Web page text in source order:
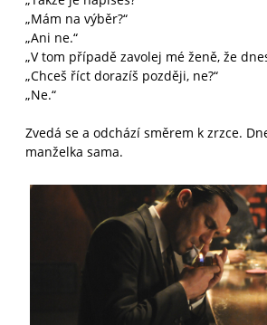
„Mám na výběr?“
„Ani ne.“
„V tom případě zavolej mé ženě, že
„Chceš říct dorazíš později, ne?“
„Ne.“
Zvedá se a odchází směrem k zrzce.
manželka sama.